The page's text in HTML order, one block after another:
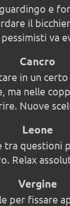
e
il
va
Cancro
in un
ma nelle
Nuove
Leone
tra questioni
Relax
Vergine
per fissare